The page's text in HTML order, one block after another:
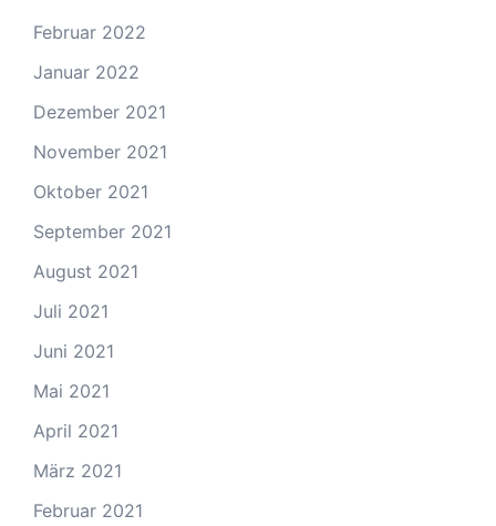
Februar 2022
Januar 2022
Dezember 2021
November 2021
Oktober 2021
September 2021
August 2021
Juli 2021
Juni 2021
Mai 2021
April 2021
März 2021
Februar 2021